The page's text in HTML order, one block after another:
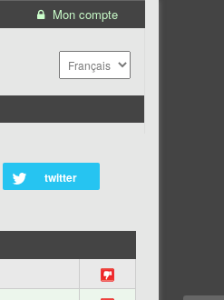
Mon compte
twitter